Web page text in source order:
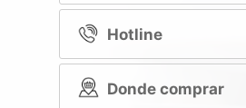
Hotline
Donde comprar